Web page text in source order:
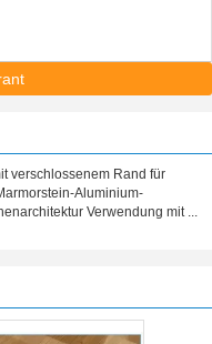
verschlossenem Rand für
Aluminium-
Verwendung mit ...